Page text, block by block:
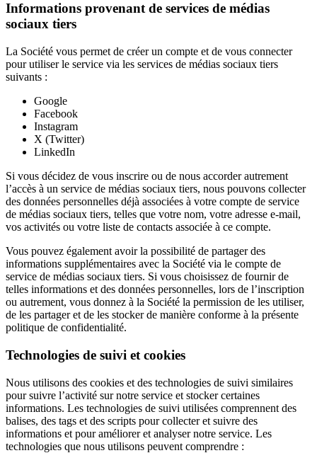
Informations provenant de services de médias
sociaux tiers
La Société vous permet de créer un compte et de vous connecter
pour utiliser le service via les services de médias sociaux tiers
suivants :
Google
Facebook
Instagram
X (Twitter)
LinkedIn
Si vous décidez de vous inscrire ou de nous accorder autrement
l’accès à un service de médias sociaux tiers, nous pouvons collecter
des données personnelles déjà associées à votre compte de service
de médias sociaux tiers, telles que votre nom, votre adresse e-mail,
vos activités ou votre liste de contacts associée à ce compte.
Vous pouvez également avoir la possibilité de partager des
informations supplémentaires avec la Société via le compte de
service de médias sociaux tiers. Si vous choisissez de fournir de
telles informations et des données personnelles, lors de l’inscription
ou autrement, vous donnez à la Société la permission de les utiliser,
de les partager et de les stocker de manière conforme à la présente
politique de confidentialité.
Technologies de suivi et cookies
Nous utilisons des cookies et des technologies de suivi similaires
pour suivre l’activité sur notre service et stocker certaines
informations. Les technologies de suivi utilisées comprennent des
balises, des tags et des scripts pour collecter et suivre des
informations et pour améliorer et analyser notre service. Les
technologies que nous utilisons peuvent comprendre :